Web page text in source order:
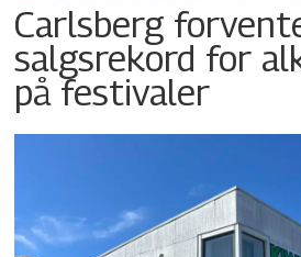
Carlsberg
salgsrekord for
på festivaler